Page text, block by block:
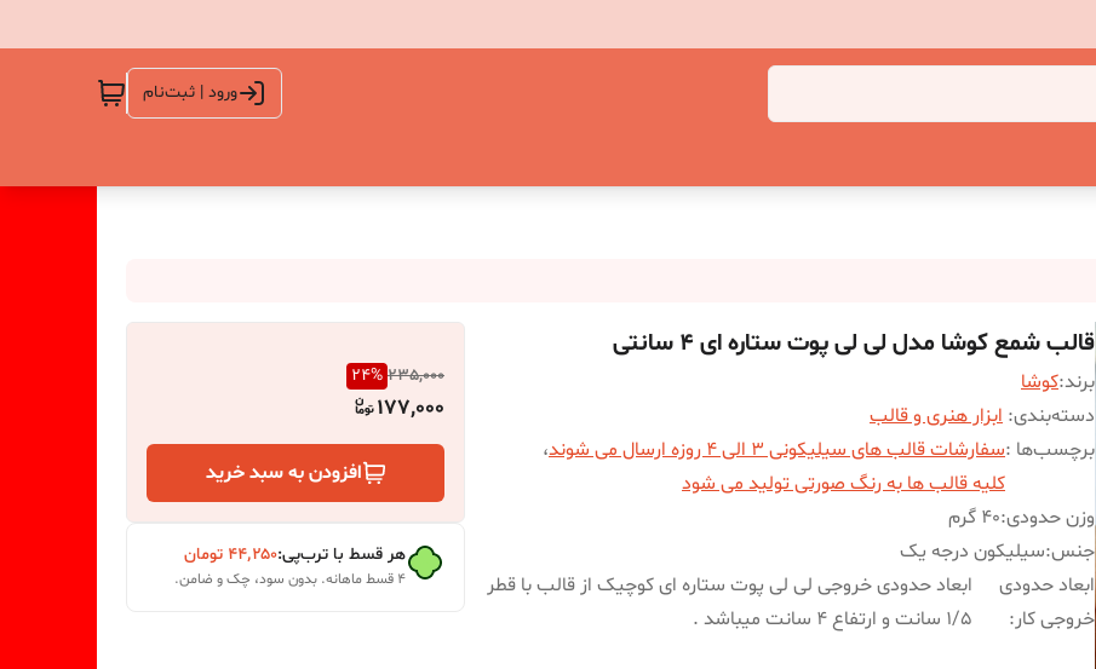
ورود | ثبت‌نام
قالب شمع کوشا مدل لی لی پوت ستاره ای 4 سانتی
برند:کوشا
دسته‌بندی: ابزار هنری و قالب
برچسب‌ها :سفارشات قالب های سیلیکونی 3 الی 4 روزه ارسال می شوند
،
کلیه قالب ها به رنگ صورتی تولید می شود
وزن حدودی:40 گرم
جنس:سیلیکون درجه یک
ابعاد حدودی
خروجی کار:
ابعاد حدودی خروجی لی لی پوت ستاره ای کوچیک از قالب با قطر
1/5 سانت و ارتفاع 4 سانت میباشد .
235,000
24%
177,000
افزودن به سبد خرید
هر قسط با ترب‌پی:۴۴٬۲۵۰ تومان
۴ قسط ماهانه. بدون سود، چک و ضامن.